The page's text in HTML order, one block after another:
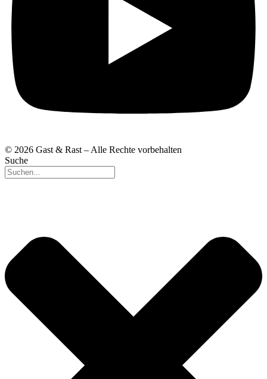
© 2026 Gast & Rast – Alle Rechte vorbehalten
Suche